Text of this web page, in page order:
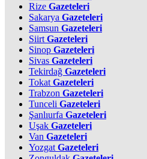
Rize Gazeteleri
Sakarya Gazeteleri
Samsun Gazeteleri
Siirt Gazeteleri
Sinop Gazeteleri
Sivas Gazeteleri
Tekirdağ Gazeteleri
Tokat Gazeteleri
Trabzon Gazeteleri
Tunceli Gazeteleri
Şanlıurfa Gazeteleri
Uşak Gazeteleri
Van Gazeteleri
Yozgat Gazeteleri